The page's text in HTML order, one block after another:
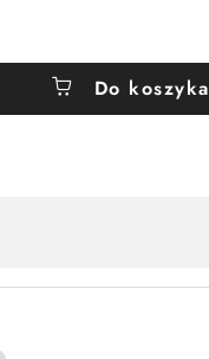
Do koszyka